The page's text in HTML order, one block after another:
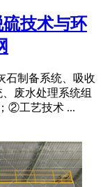
技术与环
石制备系统、吸收
废水处理系统组
②工艺技术 ...